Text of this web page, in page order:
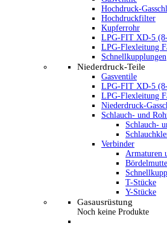
Hochdruck-
Hochdruckfilter
Kupferrohr
LPG-FIT XD-5
LPG-Flexleitung
Schnellkupplungen
Niederdruck-Teile
Gasventile
LPG-FIT XD-5
LPG-Flexleitung
Niederdruck-
Schlauch- und
Schlauch-
Verbinder
Armaturen
T-Stücke
Y-Stücke
Gasausrüstung
Noch keine Produkte